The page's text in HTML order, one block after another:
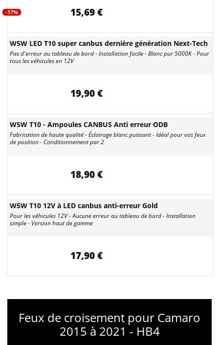
-17% 15,69 €
W5W LED T10 super canbus dernière génération Next-Tech
Pas d'erreur au tableau de bord - Installation facile - Blanc pur 5000K - Pour
tous les véhicules en 12V
19,90 €
W5W T10 - Ampoules CANBUS Anti erreur ODB
Fabrication de haute qualité - Éclairage blanc puissant - Idéal pour vos feux
de position - Conditionnement par 2
18,90 €
W5W T10 12V à LED canbus anti-erreur Gold
Pour les véhicules 12V - Aucune erreur au tableau de bord - Installation
simple - Version haut de gamme
17,90 €
Feux de croisement pour Camaro
2015 à 2021 - HB4